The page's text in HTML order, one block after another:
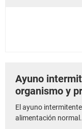
Ayuno
organismo y
El ayuno
alimentación